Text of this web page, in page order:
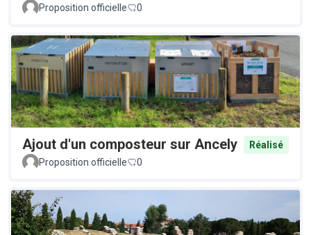
Proposition officielle 0
Ajout d'un composteur sur Ancely
Réalisé
Proposition officielle
0